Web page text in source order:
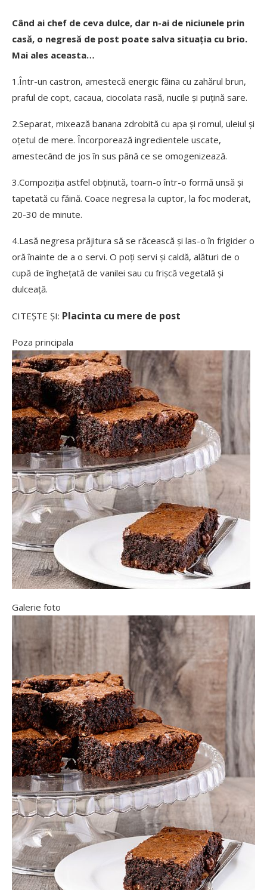
Când ai chef de ceva dulce, dar n-ai de niciunele prin
casă, o negresă de post poate salva situația cu brio.
Mai ales aceasta…
1.Într-un castron, amestecă energic făina cu zahărul brun,
praful de copt, cacaua, ciocolata rasă, nucile și puțină sare.
2.Separat, mixează banana zdrobită cu apa și romul, uleiul și
oțetul de mere. Încorporează ingredientele uscate,
amestecând de jos în sus până ce se omogenizează.
3.Compoziția astfel obținută, toarn-o într-o formă unsă și
tapetată cu făină. Coace negresa la cuptor, la foc moderat,
20-30 de minute.
4.Lasă negresa prăjitura să se răcească şi las-o în frigider o
oră înainte de a o servi. O poți servi și caldă, alături de o
cupă de înghețată de vanilei sau cu frișcă vegetală și
dulceață.
CITEȘTE ȘI: Placinta cu mere de post
Poza principala
Galerie foto